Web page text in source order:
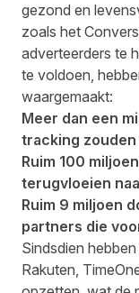
gezond en
zoals het
adverteerders te
te voldoen,
waargemaakt:
Meer dan een
tracking
Ruim 100
terugvloeien
Ruim 9 miljoen
partners die
Sindsdien
Rakuten,